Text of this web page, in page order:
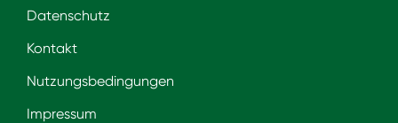
Datenschutz
Kontakt
Nutzungsbedingungen
Impressum